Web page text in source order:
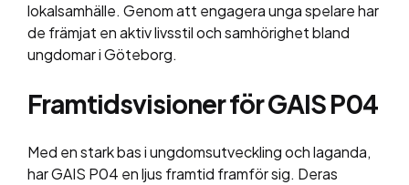
lokalsamhälle. Genom att engagera unga spelare har
de främjat en aktiv livsstil och samhörighet bland
ungdomar i Göteborg.
Framtidsvisioner för GAIS P04
Med en stark bas i ungdomsutveckling och laganda,
har GAIS P04 en ljus framtid framför sig. Deras